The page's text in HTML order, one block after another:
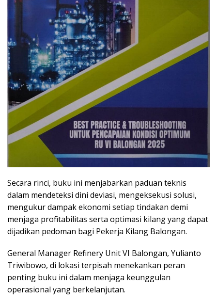
Secara rinci, buku ini menjabarkan paduan teknis
dalam mendeteksi dini deviasi, mengeksekusi solusi,
mengukur dampak ekonomi setiap tindakan demi
menjaga profitabilitas serta optimasi kilang yang dapat
dijadikan pedoman bagi Pekerja Kilang Balongan.
General Manager Refinery Unit VI Balongan, Yulianto
Triwibowo, di lokasi terpisah menekankan peran
penting buku ini dalam menjaga keunggulan
operasional yang berkelanjutan.